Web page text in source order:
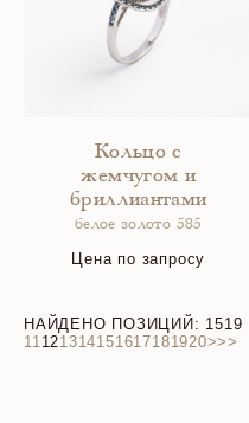
Кольцо с
жемчугом и
бриллиантами
белое золото 585
Цена по запросу
НАЙДЕНО ПОЗИЦИЙ: 1519
11121314151617181920>>>